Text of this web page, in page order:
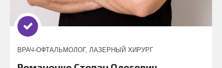
ВРАЧ-ОФТАЛЬМОЛОГ, ЛАЗЕРНЫЙ ХИРУРГ